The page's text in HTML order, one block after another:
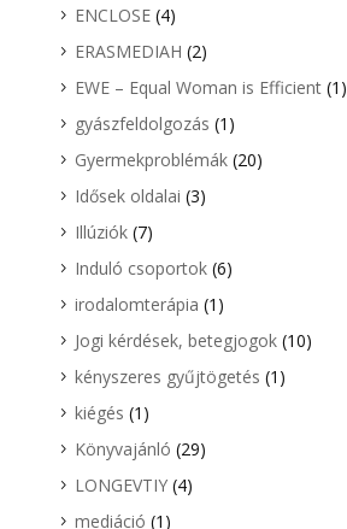
ENCLOSE(4)
ERASMEDIAH (2)
EWE – Equal Woman is Efficient(1)
gyászfeldolgozás (1)
Gyermekproblémák(20)
Idősek oldalai (3)
Illúziók(7)
Induló csoportok(6)
irodalomterápia (1)
Jogi kérdések, betegjogok(10)
kényszeres gyűjtögetés (1)
kiégés (1)
Könyvajánló (29)
LONGEVTIY(4)
mediáció (1)